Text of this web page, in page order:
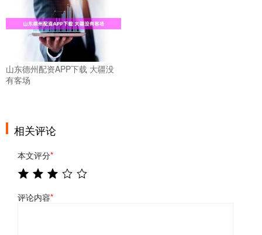
山东德州配资APP下载 大疆没
有客场
相关评论
本文评分*
评论内容*